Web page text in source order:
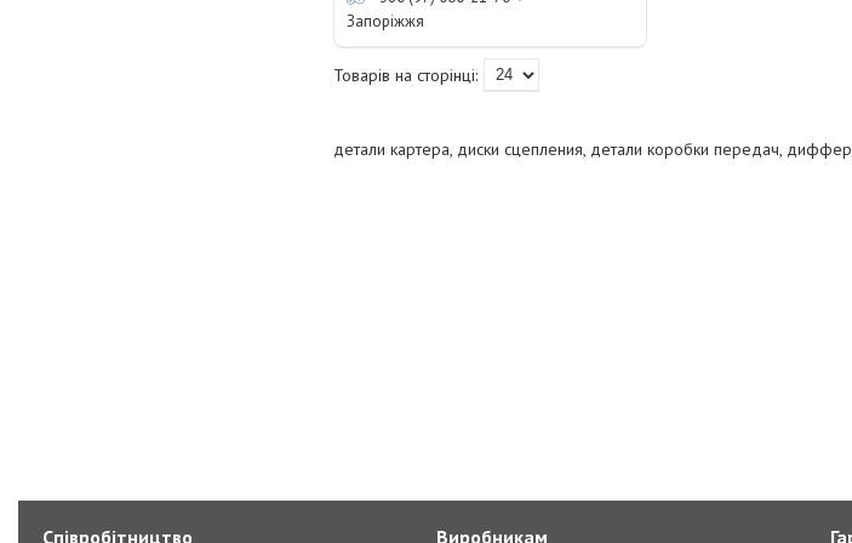
Запоріжжя
детали картера, диски сцепления, детали коробки передач,
Співробітництво Виробникам